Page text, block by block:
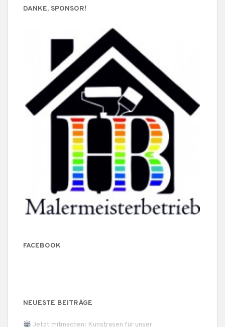
DANKE, SPONSOR!
FACEBOOK
NEUESTE BEITRÄGE
Jetzt mitmachen: Kunstrasen für unser